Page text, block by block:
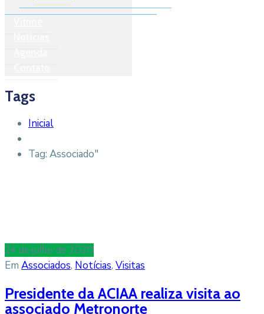
Tags
Inicial
Tag: Associado"
24 de julho de 2020
Em Associados‚ Notícias‚ Visitas
Presidente da ACIAA realiza visita ao
associado Metronorte